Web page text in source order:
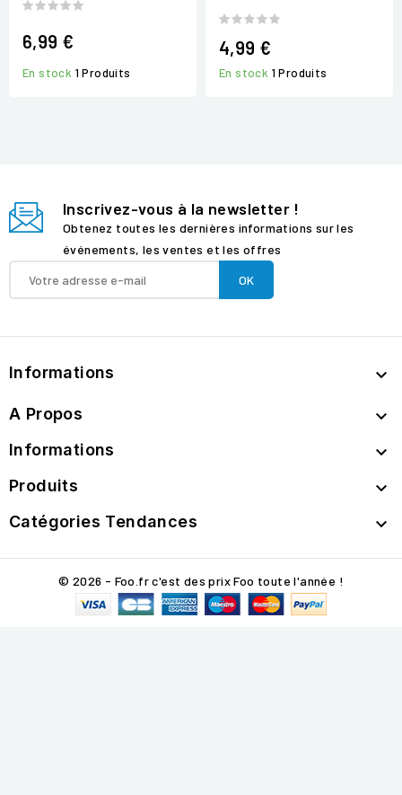
6,99 €
En stock 1 Produits
4,99 €
En stock 1 Produits
Inscrivez-vous à la newsletter !
Obtenez toutes les dernières informations sur les
événements, les ventes et les offres
Informations 
A Propos 
Informations 
Produits 
Catégories Tendances 
© 2026 - Foo.fr c'est des prix Foo toute l'année !